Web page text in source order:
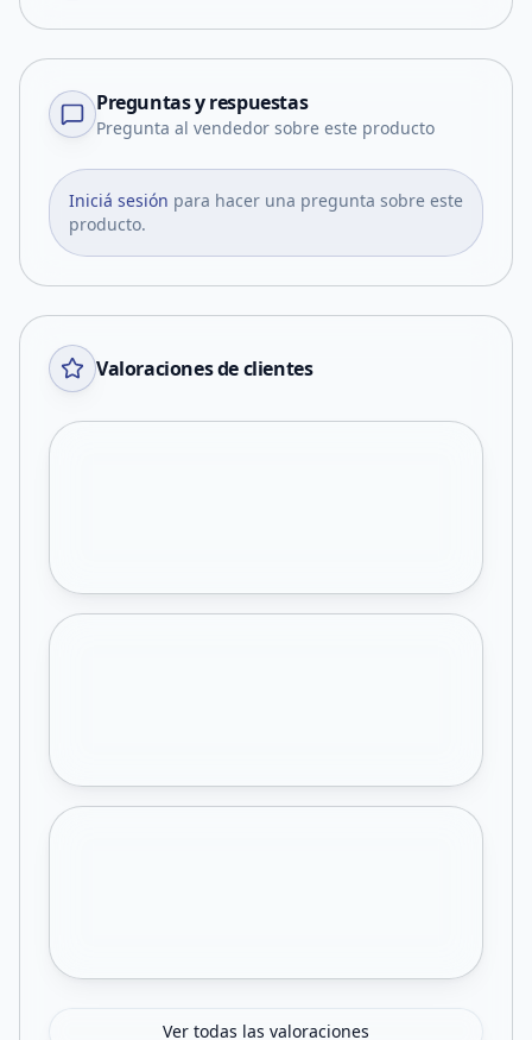
Preguntas y respuestas
Pregunta al vendedor sobre este producto
Iniciá sesión para hacer una pregunta sobre este
producto.
Valoraciones de clientes
Ver todas las valoraciones